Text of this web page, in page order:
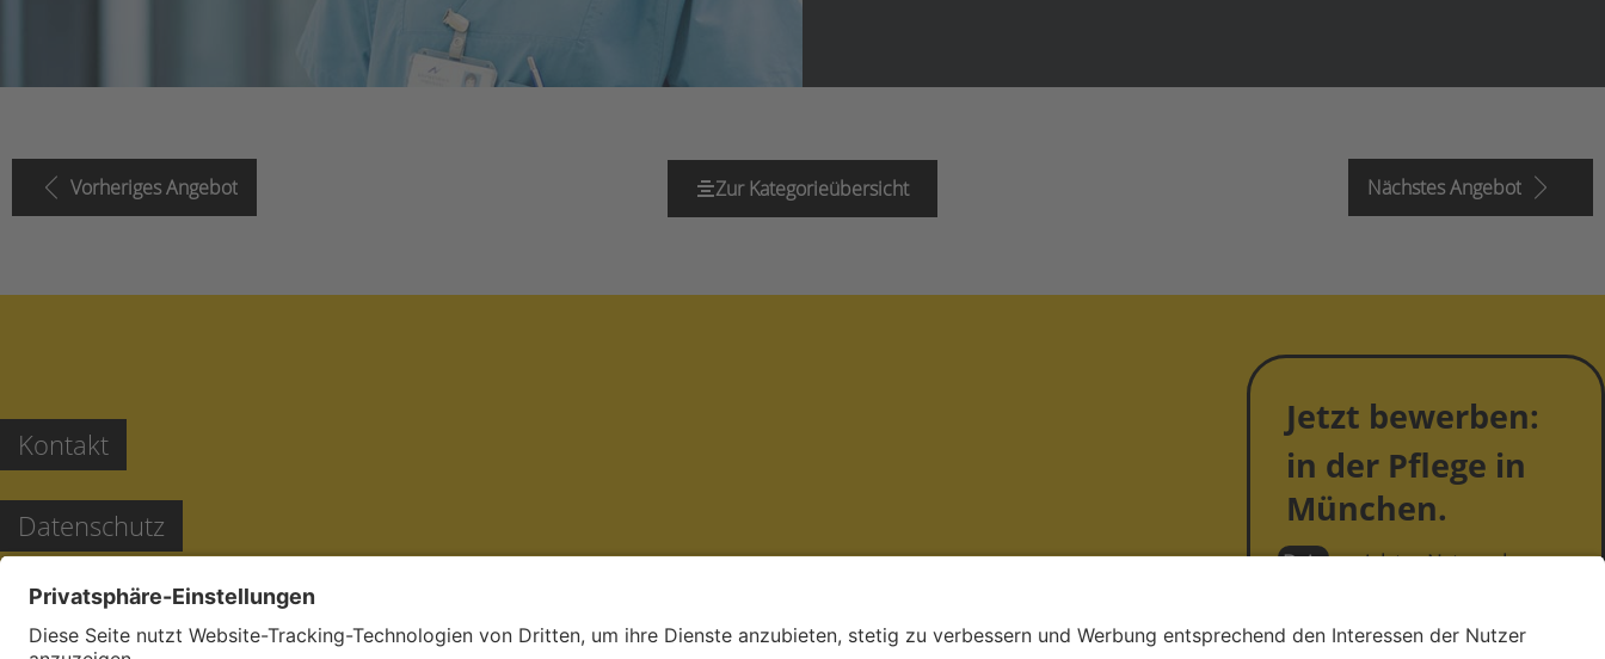
Vorheriges Angebot Zur Kategorieübersicht Nächstes Angebot
Kontakt
Datenschutz
Barrierefreiheit
Jetzt bewerben:
in der Pflege in
München.
Deinsozialstes Netzwerk.